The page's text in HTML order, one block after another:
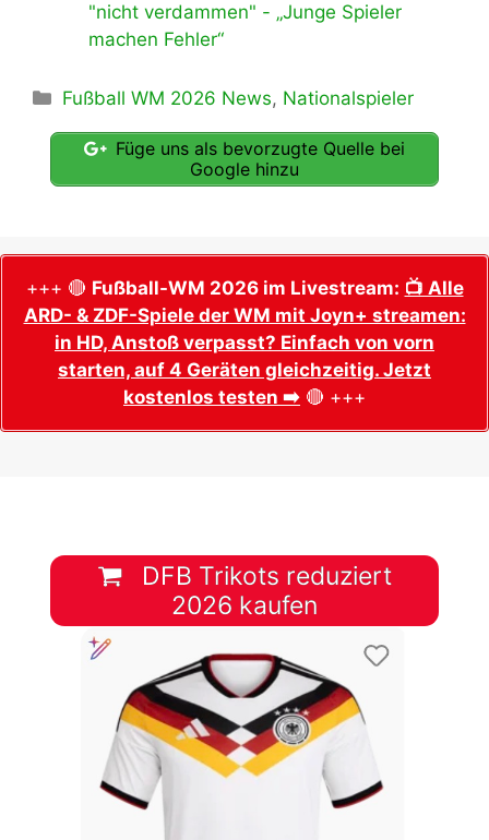
"nicht verdammen" - „Junge Spieler
machen Fehler“
Kategorien
Fußball WM 2026 News, Nationalspieler
Füge uns als bevorzugte Quelle bei
Google hinzu
+++ 🔴 Fußball-WM 2026 im Livestream: 📺 Alle
ARD- & ZDF-Spiele der WM mit Joyn+ streamen:
in HD, Anstoß verpasst? Einfach von vorn
starten, auf 4 Geräten gleichzeitig. Jetzt
kostenlos testen ➡️ 🔴 +++
DFB Trikots reduziert
2026 kaufen